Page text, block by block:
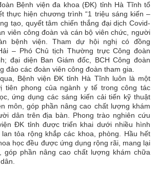
Bệnh viện đa khoa (ĐK) tỉnh Hà Tĩnh tổ
thực hiện chương trình “1 triệu sáng kiến –
tạo, quyết tâm chiến thắng đại dịch Covid-
viên công đoàn và cán bộ viên chức, người
bệnh viện. Tham dự hội nghị có đồng
– Phó Chủ tịch Thường trực Công đoàn
đại diện Ban Giám đốc, BCH Công đoàn
đảo các đoàn viên công đoàn tham gia.
Bệnh viện ĐK tỉnh Hà Tĩnh luôn là một
tiên phong của ngành y tế trong công tác
ứng dụng các sáng kiến cải tiến kỹ thuật
môn, góp phần nâng cao chất lượng khám
dân trên địa bàn. Phong trào nghiên cứu
ĐK tỉnh được triển khai dưới nhiều hình
tỏa rộng khắp các khoa, phòng. Hầu hết
học đều được ứng dụng rộng rãi, mang lại
góp phần nâng cao chất lượng khám chữa